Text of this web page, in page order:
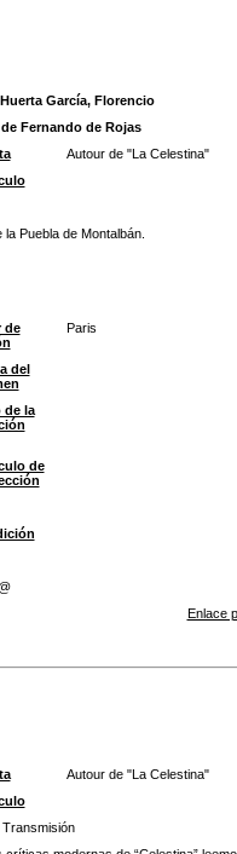
Huerta García, Florencio
Fernando de Rojas
Autour de "La Celestina"
Puebla de Montalbán.
de
Paris
del
de la
de
Enlace
Autour de "La Celestina"
Transmisión